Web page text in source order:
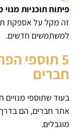
פיתוח תוכניות
זה מקל על אספקת
למשתמשים חדשים.
5 תוספי
חברים
בעוד שתוספי מנויים
אתר חברים, הם בדרך
מוגבלים.